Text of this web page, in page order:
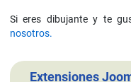
Si eres dibujante y te
nosotros.
Extensiones